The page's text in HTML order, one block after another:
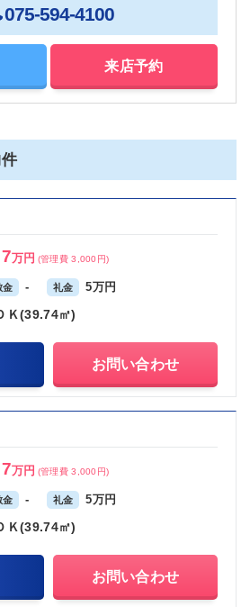
075-594-4100
来店予約
万円 (管理費 3,000円)
金 - 礼金 5万円
Ｋ(39.74㎡)
お問い合わせ
万円 (管理費 3,000円)
金 - 礼金 5万円
Ｋ(39.74㎡)
お問い合わせ